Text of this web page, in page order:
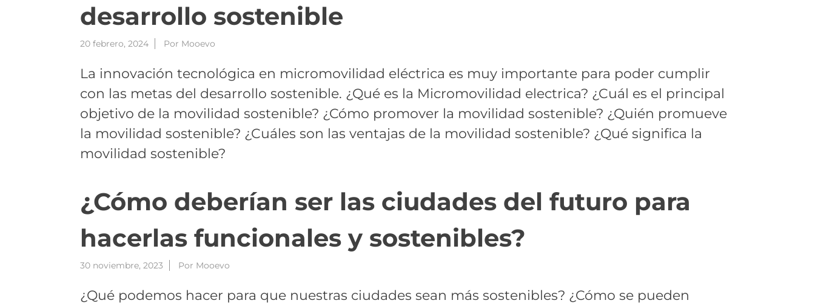
desarrollo sostenible
20 febrero, 2024 Por Mooevo
La innovación tecnológica en micromovilidad eléctrica es muy importante para poder cumplir
con las metas del desarrollo sostenible. ¿Qué es la Micromovilidad electrica? ¿Cuál es el principal
objetivo de la movilidad sostenible? ¿Cómo promover la movilidad sostenible? ¿Quién promueve
la movilidad sostenible? ¿Cuáles son las ventajas de la movilidad sostenible? ¿Qué significa la
movilidad sostenible?
¿Cómo deberían ser las ciudades del futuro para
hacerlas funcionales y sostenibles?
30 noviembre, 2023 Por Mooevo
¿Qué podemos hacer para que nuestras ciudades sean más sostenibles? ¿Cómo se pueden